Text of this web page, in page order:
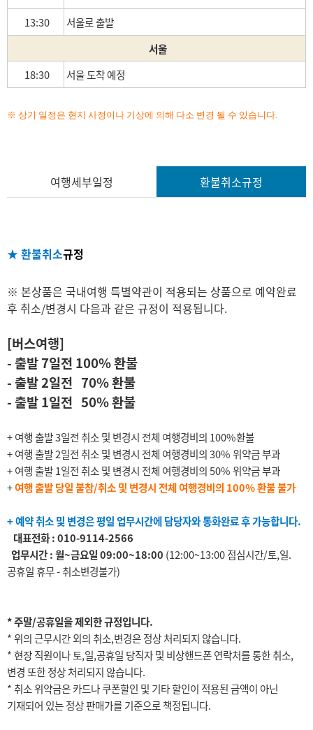
13:30
서울로 출발
서울
18:30
서울 도착 예정
※ 상기 일정은 현지 사정이나 기상에 의해 다소 변경 될 수 있습니다.
여행세부일정 환불취소규정
★ 환불취소규정
※ 본상품은 국내여행 특별약관이 적용되는 상품으로 예약완료
후 취소/변경시 다음과 같은 규정이 적용됩니다.
[버스여행]
- 출발 7일전 100% 환불
- 출발 2일전 70% 환불
- 출발 1일전 50% 환불
+ 여행 출발 3일전 취소 및 변경시 전체 여행경비의 100%환불
+ 여행 출발 2일전 취소 및 변경시 전체 여행경비의 30% 위약금 부과
+ 여행 출발 1일전 취소 및 변경시 전체 여행경비의 50% 위약금 부과
+여행 출발 당일 불참/취소 및 변경시 전체 여행경비의 100% 환불 불가
+ 예약 취소 및 변경은 평일 업무시간에 담당자와 통화완료 후 가능합니다.
대표전화 : 010-9114-2566
업무시간 : 월~금요일 09:00~18:00 (12:00~13:00 점심시간/토,일.
공휴일 휴무 - 취소변경불가)
* 주말/공휴일을 제외한 규정입니다.
* 위의 근무시간 외의 취소,변경은 정상 처리되지 않습니다.
* 현장 직원이나 토,일,공휴일 당직자 및 비상핸드폰 연락처를 통한 취소,
변경 또한 정상 처리되지 않습니다.
* 취소 위약금은 카드나 쿠폰할인 및 기타 할인이 적용된 금액이 아닌
기재되어 있는 정상 판매가를 기준으로 책정됩니다.